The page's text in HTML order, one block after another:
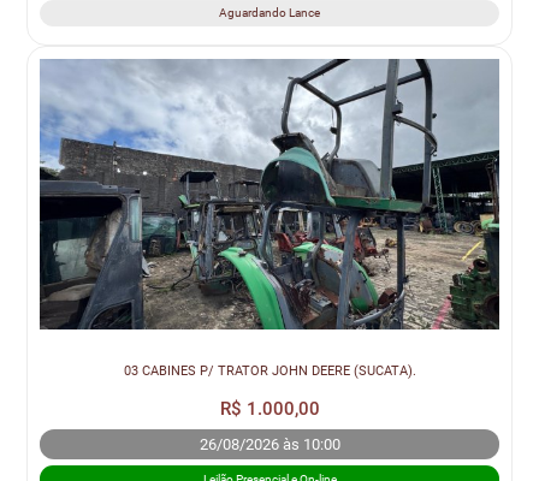
Aguardando Lance
03 CABINES P/ TRATOR JOHN DEERE (SUCATA).
R$ 1.000,00
26/08/2026 às 10:00